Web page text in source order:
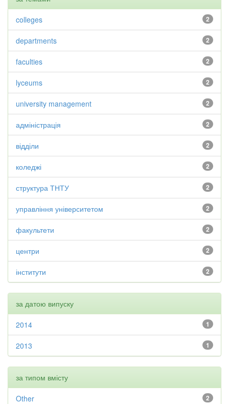
2
colleges
2
departments
2
faculties
2
lyceums
2
university management
2
адміністрація
2
відділи
2
коледжі
2
структура ТНТУ
2
управління університетом
2
факультети
2
центри
2
інститути
за датою випуску
1
2014
1
2013
за типом вмісту
2
Other